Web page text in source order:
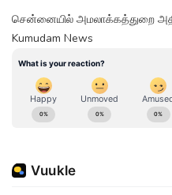
சென்னையில் அமலாக்கத்துறை
Kumudam News